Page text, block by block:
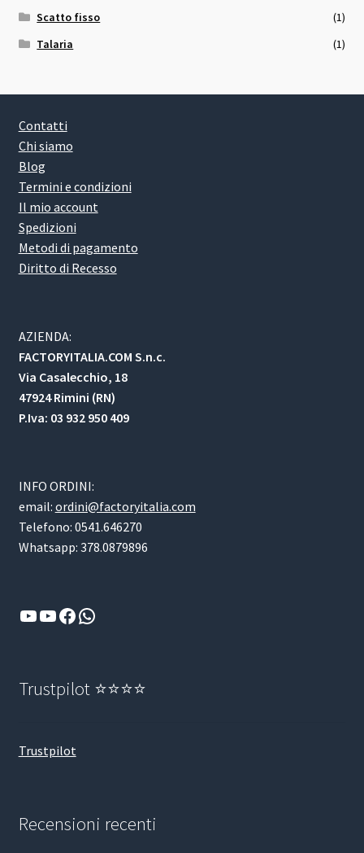
Scatto fisso
(1)
Talaria
(1)
Contatti
Chi siamo
Blog
Termini e condizioni
Il mio account
Spedizioni
Metodi di pagamento
Diritto di Recesso
AZIENDA:
FACTORYITALIA.COM S.n.c.
Via Casalecchio, 18
47924 Rimini (RN)
P.Iva: 03 932 950 409
INFO ORDINI:
email: ordini@factoryitalia.com
Telefono: 0541.646270
Whatsapp: 378.0879896
YouTube
YouTube
Facebook
WhatsApp
Trustpilot ⭐⭐⭐⭐
Trustpilot
Recensioni recenti